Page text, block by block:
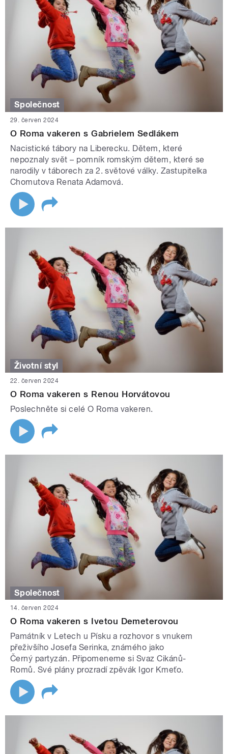
Společnost
29. červen 2024
O Roma vakeren s Gabrielem Sedlákem
Nacistické tábory na Liberecku. Dětem, které
nepoznaly svět – pomník romským dětem, které se
narodily v táborech za 2. světové války. Zastupitelka
Chomutova Renata Adamová.
Životní styl
22. červen 2024
O Roma vakeren s Renou Horvátovou
Poslechněte si celé O Roma vakeren.
Společnost
14. červen 2024
O Roma vakeren s Ivetou Demeterovou
Památník v Letech u Písku a rozhovor s vnukem
přeživšího Josefa Serinka, známého jako
Černý partyzán. Připomeneme si Svaz Cikánů-
Romů. Své plány prozradí zpěvák Igor Kmeťo.